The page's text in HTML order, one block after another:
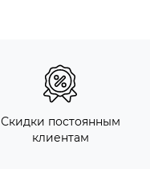
Скидки постоянным
клиентам